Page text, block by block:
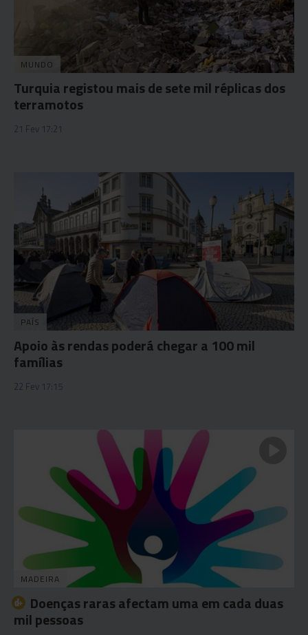
MUNDO
Turquia registou mais de sete mil réplicas dos
terramotos
21 Fev 17:21
PAÍS
Apoio às rendas poderá chegar a 100 mil
famílias
22 Fev 17:15
MADEIRA
Doenças raras afectam uma em cada duas
mil pessoas